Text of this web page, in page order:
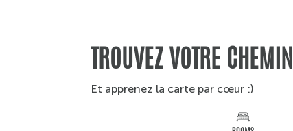
TROUVEZ VOTRE CHEMIN
Et apprenez la carte par cœur :)